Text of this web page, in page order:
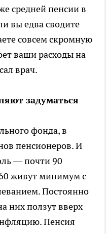
средней пенсии в
вы едва сводите
совсем скромную
ваши расходы на
врач.
задуматься
фонда, в
пенсионеров. И
— почти 90
живут минимум с
Постоянно
них ползут вверх
Пенсия